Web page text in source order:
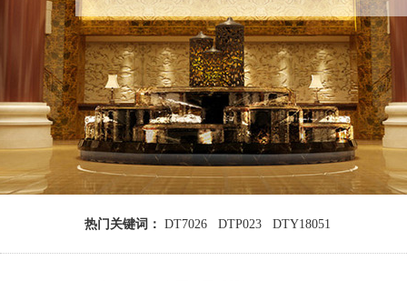
热门关键词： DT7026 DTP023 DTY18051